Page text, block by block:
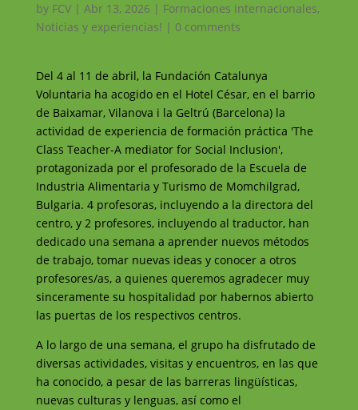
by FCV| Abr 13, 2026 | Formaciones internacionales,
Noticias y experiencias! | 0 comments
Del 4 al 11 de abril, la Fundación Catalunya
Voluntaria ha acogido en el Hotel César, en el barrio
de Baixamar, Vilanova i la Geltrú (Barcelona) la
actividad de experiencia de formación práctica 'The
Class Teacher-A mediator for Social Inclusion',
protagonizada por el profesorado de la Escuela de
Industria Alimentaria y Turismo de Momchilgrad,
Bulgaria. 4 profesoras, incluyendo a la directora del
centro, y 2 profesores, incluyendo al traductor, han
dedicado una semana a aprender nuevos métodos
de trabajo, tomar nuevas ideas y conocer a otros
profesores/as, a quienes queremos agradecer muy
sinceramente su hospitalidad por habernos abierto
las puertas de los respectivos centros.
A lo largo de una semana, el grupo ha disfrutado de
diversas actividades, visitas y encuentros, en las que
ha conocido, a pesar de las barreras lingüísticas,
nuevas culturas y lenguas, así como el